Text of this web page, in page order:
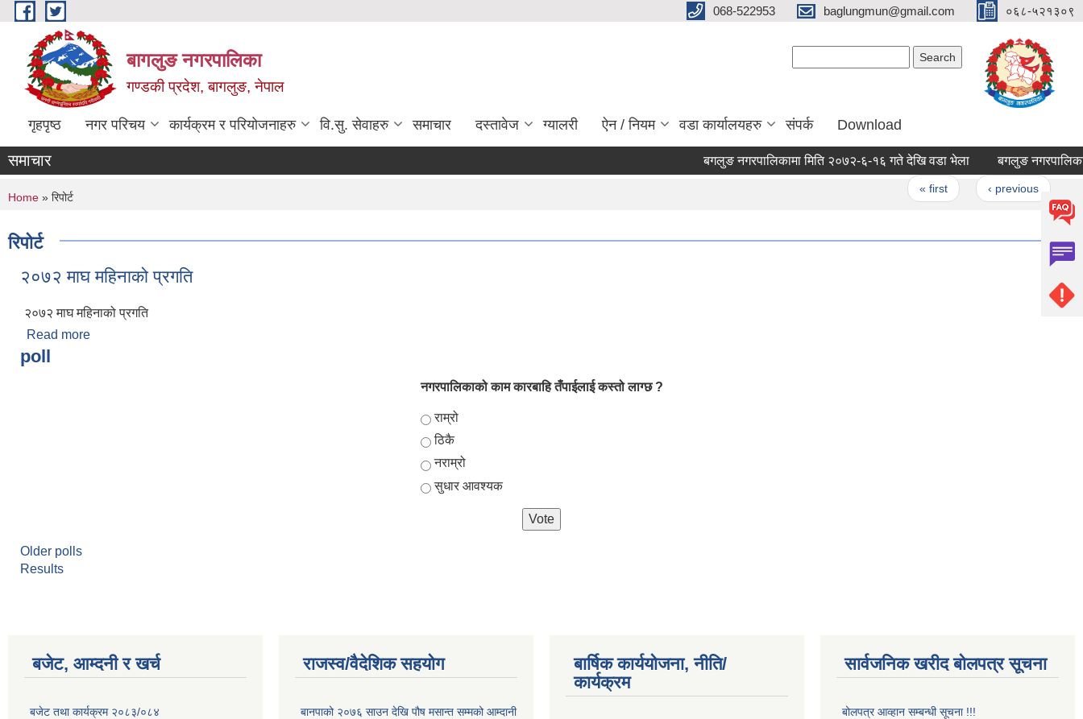
Skip to main content 068-522953 baglungmun@gmail.com ०६८-५२१३०९
बागलुङ नगरपालिका
गण्डकी प्रदेश, बागलुङ, नेपाल
गृहपृष्ठ नगर परिचय कार्यक्रम र परियोजनाहरु वि.सु. सेवाहरु समाचार दस्तावेज ग्यालरी ऐन / नियम वडा कार्यालयहरु संपर्क Download
समाचार बगलुङ नगरपालिकामा मिति २०७२-६-१६ गते देखि वडा भेला बगलुङ नगरपालिकाको
« first ‹ previous
You are here
Home » रिपोर्ट
रिपोर्ट
२०७२ माघ महिनाको प्रगति
२०७२ माघ महिनाको प्रगति
Read more
poll
नगरपालिकाको काम कारबाहि तँपाईलाई कस्तो लाग्छ ?
Choices
राम्रो
ठिकै
नराम्रो
सुधार आवश्यक
Older polls
Results
बजेट, आम्दनी र खर्च
बजेट तथा कार्यक्रम २०८३/०८४
राजस्व/वैदेशिक सहयोग
बानपाको २०७६ साउन देखि पौष मसान्त सम्मको आम्दानी
बार्षिक कार्ययोजना, नीति/
कार्यक्रम
सार्वजनिक खरीद बोलपत्र सूचना
बोलपत्र आव्हान सम्बन्धी सूचना !!!